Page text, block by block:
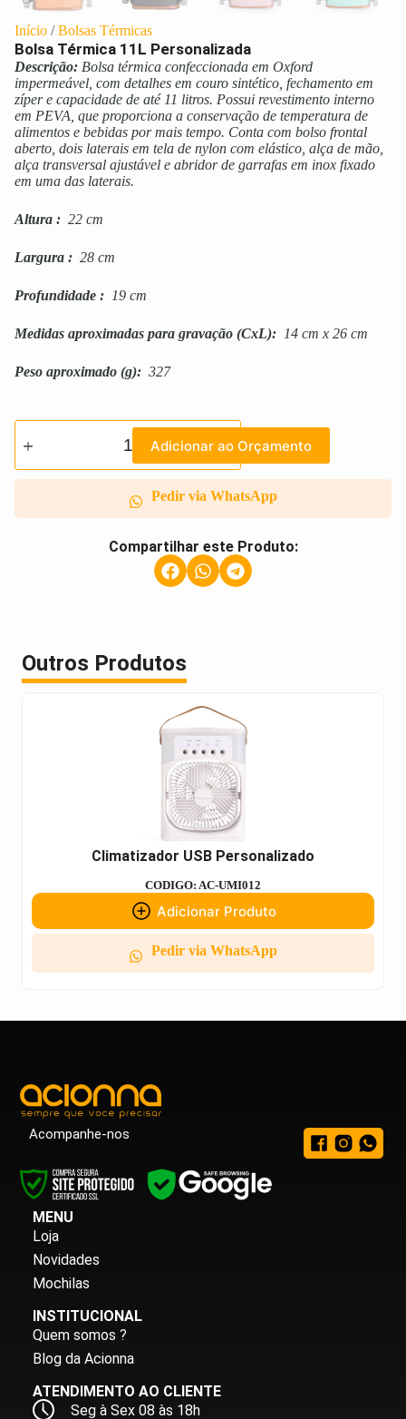
Início /Bolsas Térmicas
Bolsa Térmica 11L Personalizada
Descrição: Bolsa térmica confeccionada em Oxford
impermeável, com detalhes em couro sintético, fechamento em
zíper e capacidade de até 11 litros. Possui revestimento interno
em PEVA, que proporciona a conservação de temperatura de
alimentos e bebidas por mais tempo. Conta com bolso frontal
aberto, dois laterais em tela de nylon com elástico, alça de mão,
alça transversal ajustável e abridor de garrafas em inox fixado
em uma das laterais.
Altura : 22 cm
Largura : 28 cm
Profundidade : 19 cm
Medidas aproximadas para gravação (CxL): 14 cm x 26 cm
Peso aproximado (g): 327
Adicionar ao Orçamento
Pedir via WhatsApp
Compartilhar este Produto:
Outros Produtos
Climatizador USB Personalizado
CODIGO: AC-UMI012
Adicionar Produto
Pedir via WhatsApp
Acompanhe-nos
MENU
Loja
Novidades
Mochilas
INSTITUCIONAL
Quem somos ?
Blog da Acionna
ATENDIMENTO AO CLIENTE
Seg à Sex 08 às 18h